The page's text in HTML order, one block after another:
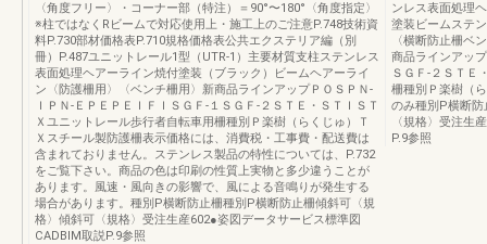
〈角度フリー〉・コーナー部（特注）＝90°〜180°〈角度指定〉
※柱ではなくRビームで対応使用上・施工上のご注意P.748技術資
料P.730部材価格表P.710規格価格表公共エクステリア編（別
冊）P.487ユニットレール1型（UTR-1）主要材質支柱ステンレス
表面処理ヘアーライン焼付塗装（ブラック）ビームヘアーライ
ン〈防護柵用〉〈ベンチ柵用〉新商品ラインアップＰＯＳＰＮ-
ＩＰＮ-ＥＰＥＰＥＩＦＩＳＧＦ-１ＳＧＦ-２ＳＴＥ・ＳＴＩＳＴ
Ｘユニットレール歩行者自転車用柵種別Ｐ楽樹（らくじゅ）Ｔ
Ｘスチール製防護柵表示価格には、消費税・工事費・配送費は
含まれておりません。ステンレス製品の特性については、P.732
をご覧下さい。商品の色は印刷の性質上実物と多少違うことが
あります。風速・風向きの影響で、風による音鳴りが発生する
場合があります。種別P横断防止柵種別P横断防止柵傾斜可〈規
格〉傾斜可〈規格〉受注生産602●姿図データサービス標準図
CADBIM取説P.9参照
ンレス表面処理
塗装ビームステ
〈横断防止柵ベ
商品ラインアッ
ＳＧＦ-２ＳＴＥ
柵種別Ｐ楽樹（
のみ種別P横断
〈規格〉受注生
P.9参照